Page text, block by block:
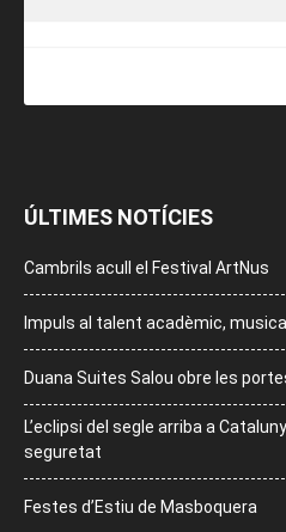
ÚLTIMES NOTÍCIES
Cambrils acull el Festival ArtNus
Impuls al talent acadèmic,
Duana Suites Salou obre les
L’eclipsi del segle arriba a
seguretat
Festes d’Estiu de Masboquera